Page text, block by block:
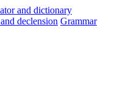
and declension Grammar